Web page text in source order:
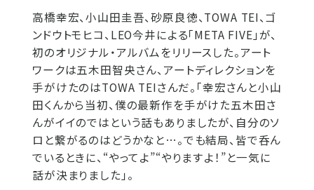
高橋幸宏、小山田圭吾、砂原良徳、TOWA TEI、ゴ
ンドウトモヒコ、LEO今井による「META FIVE」が、
初のオリジナル・アルバムをリリースした。アート
ワークは五木田智央さん、アートディレクションを
手がけたのはTOWA TEIさんだ。「幸宏さんと小山
田くんから当初、僕の最新作を手がけた五木田さ
んがイイのではという話もありましたが、自分のソ
ロと繋がるのはどうかなと…。でも結局、皆で呑ん
でいるときに、“やってよ”“やりますよ！”と一気に
話が決まりました」。